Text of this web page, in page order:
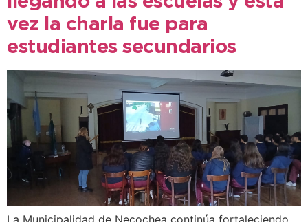
vez la charla fue para
estudiantes secundarios